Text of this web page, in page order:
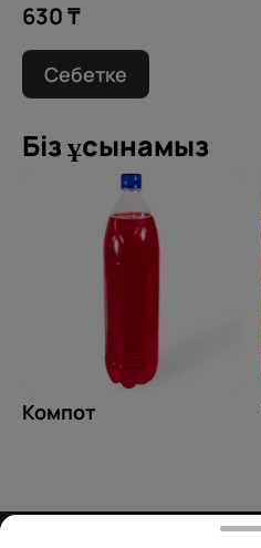
630 ₸
Себетке
Біз ұсынамыз
Компот